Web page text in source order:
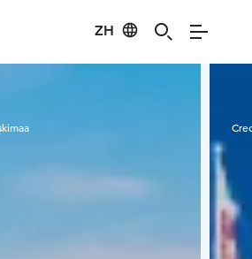
ZH